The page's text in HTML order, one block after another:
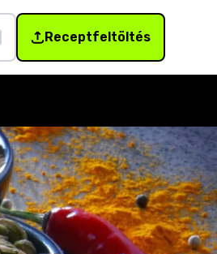
Receptfeltöltés